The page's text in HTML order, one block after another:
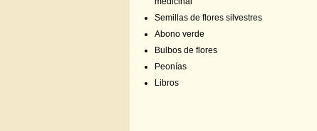
Semillas de flores silvestres
Abono verde
Bulbos de flores
Peonías
Libros